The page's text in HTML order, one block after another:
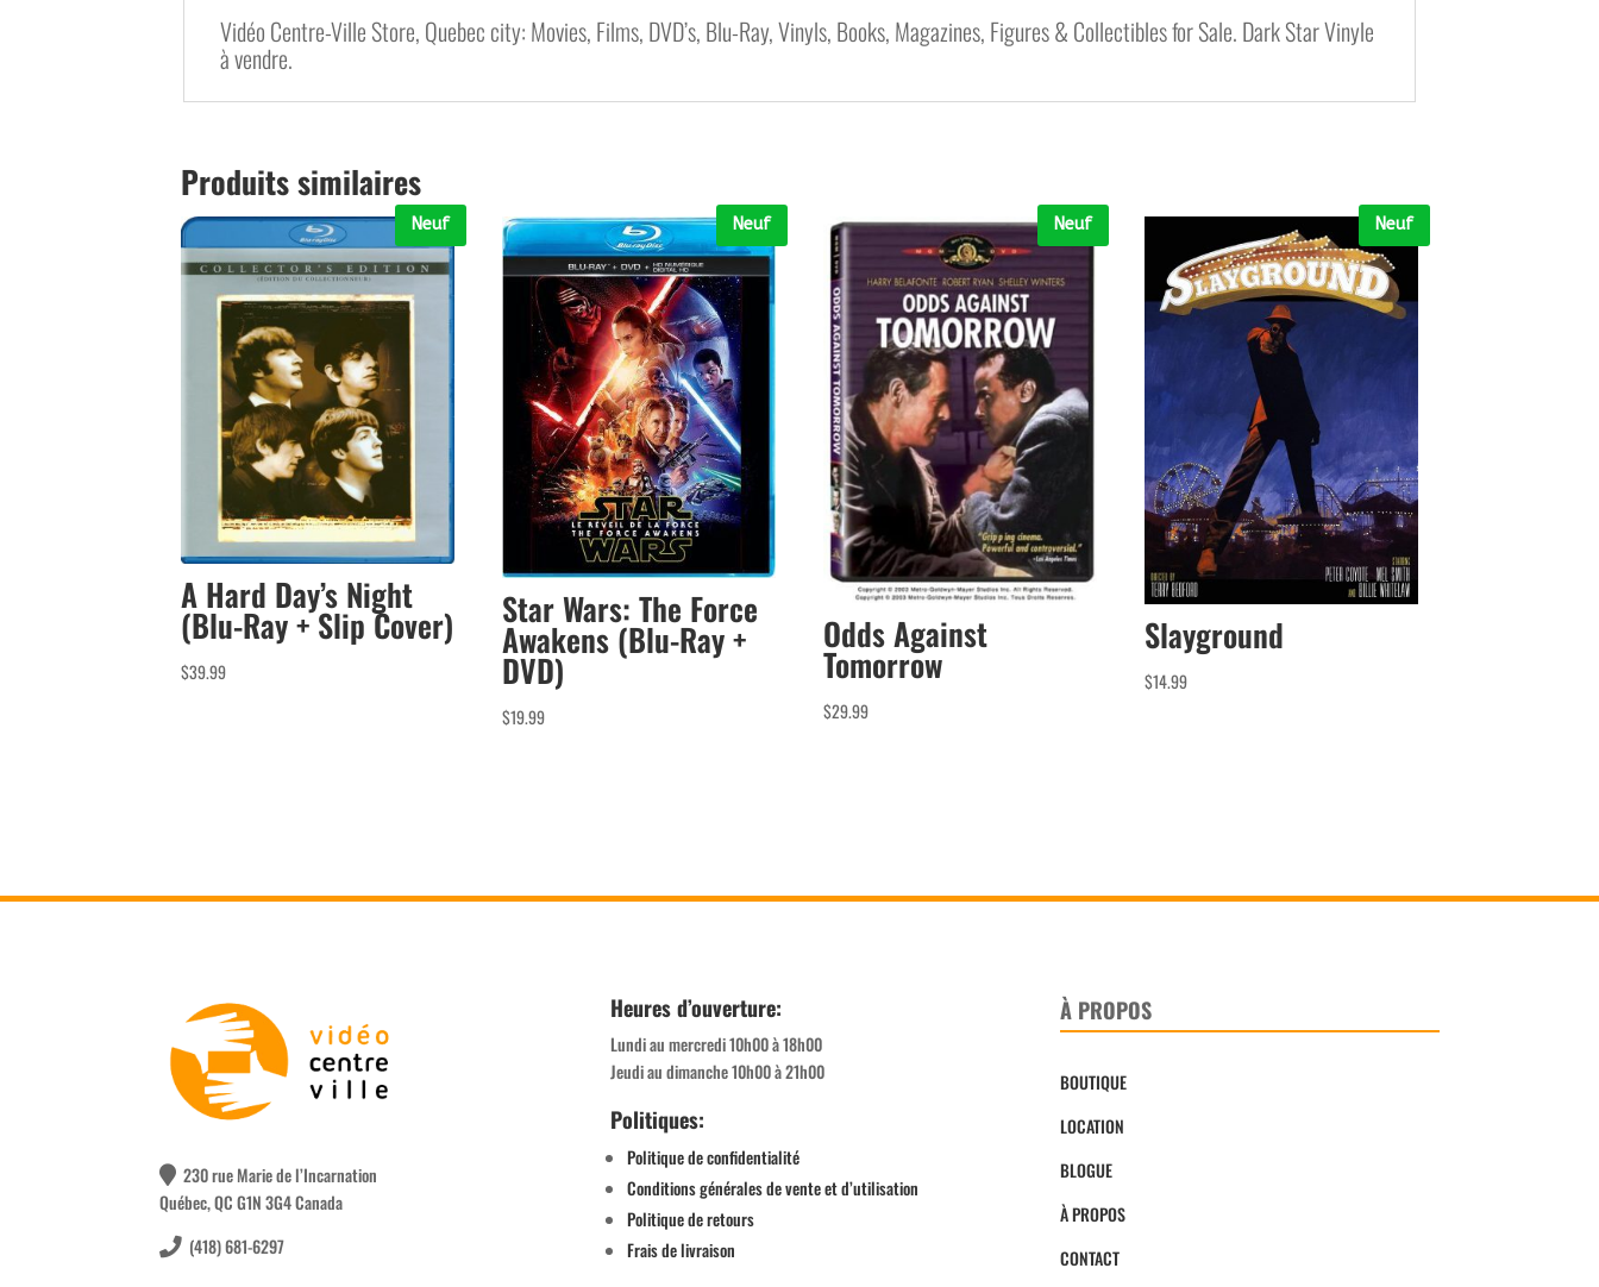
Vidéo Centre-Ville Store, Quebec city: Movies, Films, DVD’s, Blu-Ray, Vinyls, Books, Magazines, Figures & Collectibles for Sale. Dark Star Vinyle
à vendre.
Produits similaires
Neuf
A Hard Day’s Night
(Blu-Ray + Slip Cover)
$39.99
Neuf
Star Wars: The Force
Awakens (Blu-Ray +
DVD)
$19.99
Neuf
Odds Against
Tomorrow
$29.99
Neuf
Slayground
$14.99
230 rue Marie de l’Incarnation
Québec, QC G1N 3G4 Canada
(418) 681-6297
Heures d’ouverture:
Lundi au mercredi 10h00 à 18h00
Jeudi au dimanche 10h00 à 21h00
Politiques:
Politique de confidentialité
Conditions générales de vente et d’utilisation
Politique de retours
Frais de livraison
À PROPOS
BOUTIQUE
LOCATION
BLOGUE
À PROPOS
CONTACT